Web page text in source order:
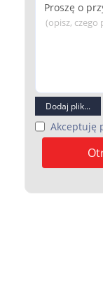
(opisz, czego
Dodaj plik...
Akceptuję